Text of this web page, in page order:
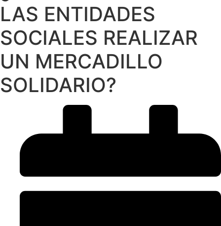
LAS ENTIDADES
SOCIALES REALIZAR
UN MERCADILLO
SOLIDARIO?